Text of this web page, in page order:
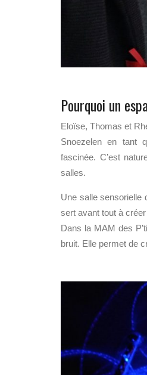
Pourquoi un
Eloïse, Thomas et
Snoezelen en tant
fascinée. C’est
salles.
Une salle sensorielle
sert avant tout à
Dans la MAM des
bruit. Elle permet de